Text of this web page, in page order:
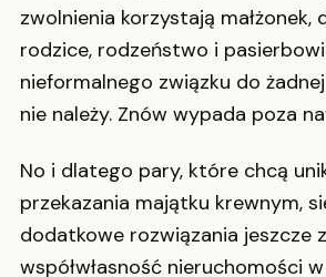
zwolnienia korzystają małżonek,
rodzice, rodzeństwo i
nieformalnego związku do
nie należy. Znów wypada poza
No i dlatego pary, które chcą
przekazania majątku krewnym,
dodatkowe rozwiązania jeszcze
współwłasność nieruchomości